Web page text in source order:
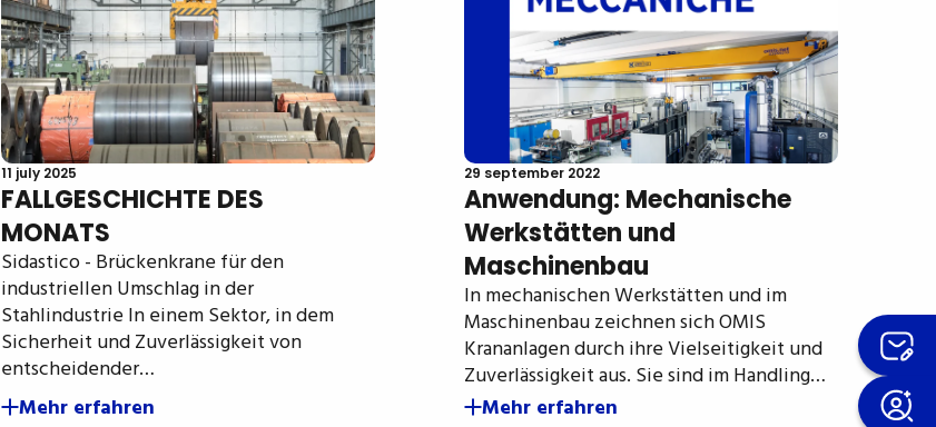
11 july 2025
FALLGESCHICHTE DES
MONATS
Sidastico - Brückenkrane für den
industriellen Umschlag in der
Stahlindustrie In einem Sektor, in dem
Sicherheit und Zuverlässigkeit von
entscheidender…
Mehr erfahren
29 september 2022
Anwendung: Mechanische
Werkstätten und
Maschinenbau
In mechanischen Werkstätten und im
Maschinenbau zeichnen sich OMIS
Krananlagen durch ihre Vielseitigkeit und
Zuverlässigkeit aus. Sie sind im Handling…
Mehr erfahren